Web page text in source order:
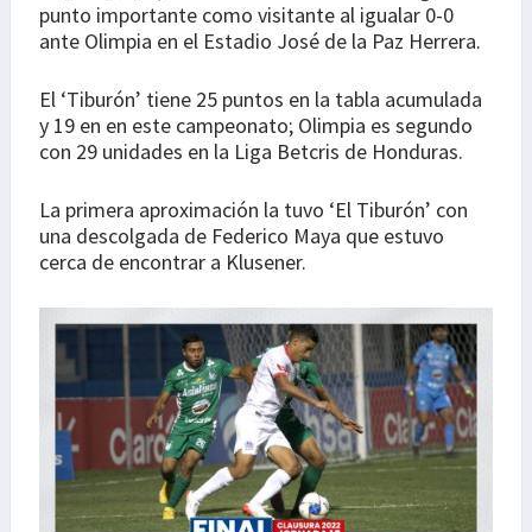
punto importante como visitante al igualar 0-0
ante Olimpia en el Estadio José de la Paz Herrera.
El ‘Tiburón’ tiene 25 puntos en la tabla acumulada
y 19 en en este campeonato; Olimpia es segundo
con 29 unidades en la Liga Betcris de Honduras.
La primera aproximación la tuvo ‘El Tiburón’ con
una descolgada de Federico Maya que estuvo
cerca de encontrar a Klusener.